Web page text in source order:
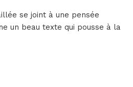
se joint à une pensée
un beau texte qui pousse à la